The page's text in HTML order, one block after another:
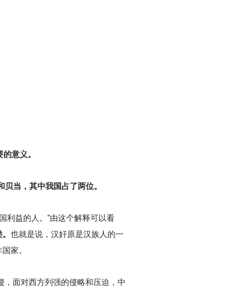
意义。
当，其中我国占了两位。
利益的人。”由这个解释可以看
也就是说，汉奸原是汉族人的一
家。
面对西方列强的侵略和压迫，中